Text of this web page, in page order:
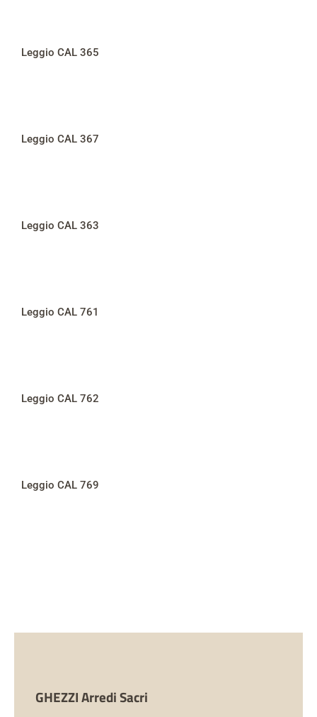
Leggio CAL 365
Leggio CAL 367
Leggio CAL 363
Leggio CAL 761
Leggio CAL 762
Leggio CAL 769
GHEZZI Arredi Sacri